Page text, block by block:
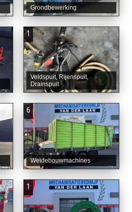
Grondbewerking
1
Veldspuit, Rijenspuit,
Drainspuit
6
Weidebouwmachines
1